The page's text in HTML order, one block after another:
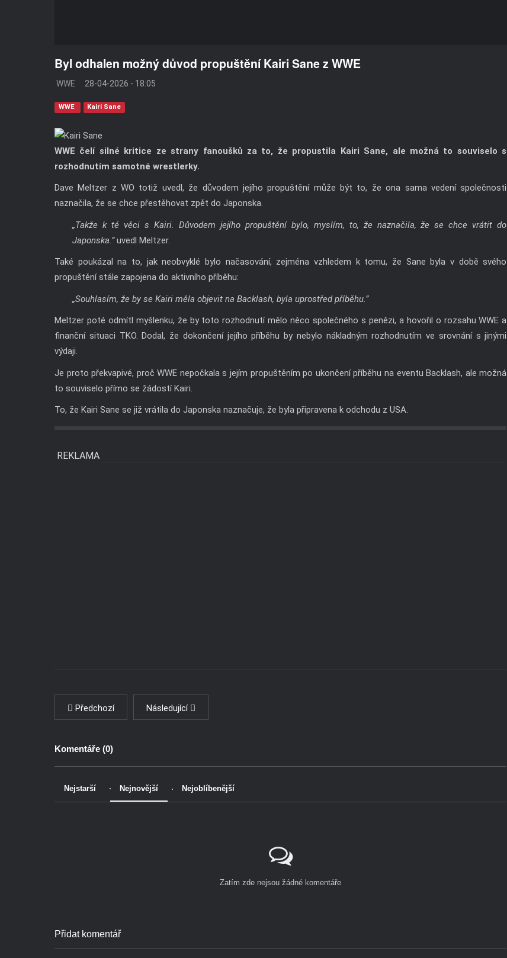
Byl odhalen možný důvod propuštění Kairi Sane z WWE
WWE 28-04-2026 - 18:05
WWE Kairi Sane
WWE čelí silné kritice ze strany fanoušků za to, že propustila Kairi Sane, ale možná to souviselo s
rozhodnutím samotné wrestlerky.
Dave Meltzer z WO totiž uvedl, že důvodem jejího propuštění může být to, že ona sama vedení společnosti
naznačila, že se chce přestěhovat zpět do Japonska.
„Takže k té věci s Kairi. Důvodem jejího propuštění bylo, myslím, to, že naznačila, že se chce vrátit do
Japonska.”uvedl Meltzer.
Také poukázal na to, jak neobvyklé bylo načasování, zejména vzhledem k tomu, že Sane byla v době svého
propuštění stále zapojena do aktivního příběhu:
„Souhlasím, že by se Kairi měla objevit na Backlash, byla uprostřed příběhu.”
Meltzer poté odmítl myšlenku, že by toto rozhodnutí mělo něco společného s penězi, a hovořil o rozsahu WWE a
finanční situaci TKO. Dodal, že dokončení jejího příběhu by nebylo nákladným rozhodnutím ve srovnání s jinými
výdaji.
Je proto překvapivé, proč WWE nepočkala s jejím propuštěním po ukončení příběhu na eventu Backlash, ale možná
to souviselo přímo se žádostí Kairi.
To, že Kairi Sane se již vrátila do Japonska naznačuje, že byla připravena k odchodu z USA.
REKLAMA
Předchozí Následující
Komentáře (0)
Nejstarší Nejnovější Nejoblíbenější
Zatím zde nejsou žádné komentáře
Přidat komentář